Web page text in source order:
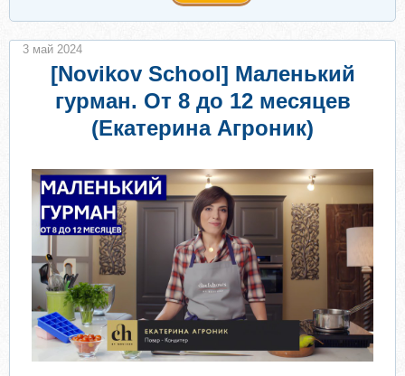
[Novikov Sсhool] Маленький
гурман. От 8 до 12 месяцев
(Екатерина Агроник)
3 май 2024